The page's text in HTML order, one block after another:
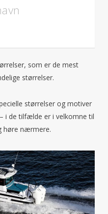
som er de mest
størrelser.
størrelser og motiver
i de tilfælde er i velkomne til
høre nærmere.